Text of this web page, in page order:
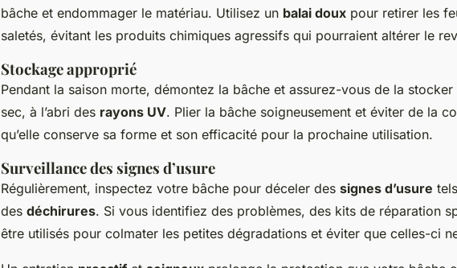
bâche et endommager le matériau. Utilisez un balai doux pour retirer les
saletés, évitant les produits chimiques agressifs qui pourraient altérer le
Stockage approprié
Pendant la saison morte, démontez la bâche et assurez-vous de la
sec, à l’abri des rayons UV. Plier la bâche soigneusement et éviter de la
qu’elle conserve sa forme et son efficacité pour la prochaine utilisation.
Surveillance des signes d’usure
Régulièrement, inspectez votre bâche pour déceler des signes d’usure
des déchirures. Si vous identifiez des problèmes, des kits de réparation
être utilisés pour colmater les petites dégradations et éviter que celles-ci